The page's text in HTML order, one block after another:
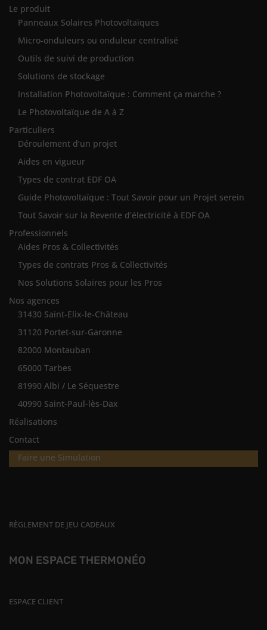
Le produit
Panneaux Solaires Photovoltaïques
Micro-onduleurs ou onduleur centralisé
Outils de suivi de production
Solutions de stockage
Installation Photovoltaïque : Comment ça marche ?
Le Photovoltaïque de A à Z
Particuliers
Déroulement d’un projet
Aides en vigueur
Types de contrat EDF OA
Guide Photovoltaïque : Tout Savoir pour un Projet serein
Tout Savoir sur la Revente d’électricité à EDF OA
Professionnels
Aides Pros & Collectivités
Types de contrats Pros & Collectivités
Nos Solutions Solaires pour les Pros
Nos agences
31430 Saint-Elix-le-Château
31120 Portet-sur-Garonne
82000 Montauban
65000 Tarbes
81990 Albi / Le Séquestre
40990 Saint-Paul-lès-Dax
Réalisations
Contact
Faire une Simulation
RÈGLEMENT DE JEU CADEAUX
MON ESPACE THERMONÉO
ESPACE CLIENT